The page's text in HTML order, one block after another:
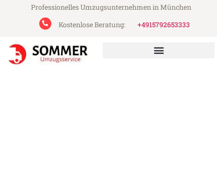
Professionelles Umzugsunternehmen in München
Kostenlose Beratung:
+4915792653333